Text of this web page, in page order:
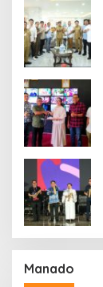
Manado